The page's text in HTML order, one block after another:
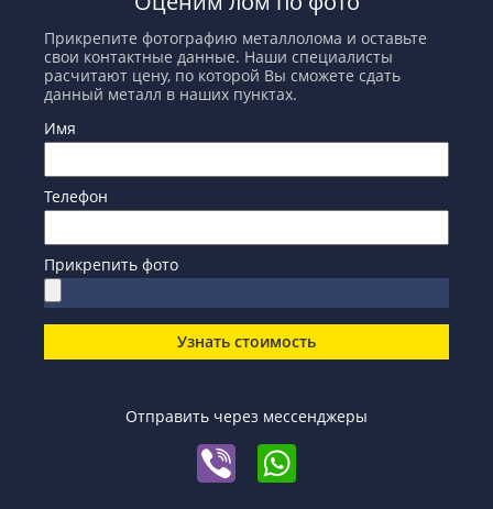
Прикрепите фотографию металлолома и оставьте
свои контактные данные. Наши специалисты
расчитают цену, по которой Вы сможете сдать
данный металл в наших пунктах.
Имя
Телефон
Прикрепить фото
Узнать стоимость
Отправить через мессенджеры